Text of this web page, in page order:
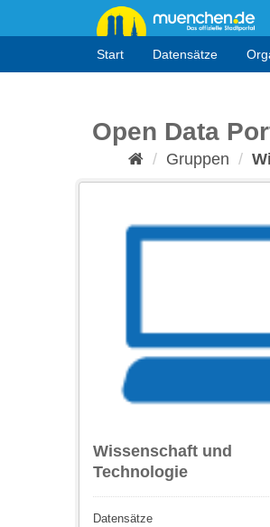
Start Datensätze
Open Data
Gruppen
Wissenschaft und
Technologie
Datensätze